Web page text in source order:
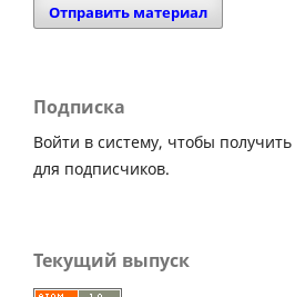
Отправить материал
Подписка
Войти в систему, чтобы
для подписчиков.
Текущий выпуск